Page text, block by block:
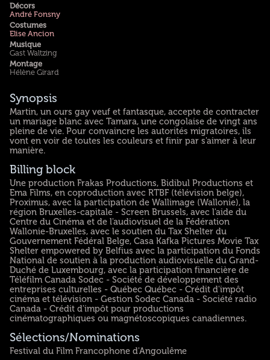
Décors
André Fonsny
Costumes
Elise Ancion
Musique
Gast Waltzing
Montage
Hélène Girard
Synopsis
Martin, un ours gay veuf et fantasque, accepte de contracter
un mariage blanc avec Tamara, une congolaise de vingt ans
pleine de vie. Pour convaincre les autorités migratoires, ils
vont en voir de toutes les couleurs et finir par s'aimer à leur
manière.
Billing block
Une production Frakas Productions, Bidibul Productions et
Ema Films, en coproduction avec RTBF (télévision belge),
Proximus, avec la participation de Wallimage (Wallonie), la
région Bruxelles-capitale - Screen Brussels, avec l'aide du
Centre du Cinéma et de l'audiovisuel de la Fédération
Wallonie-Bruxelles, avec le soutien du Tax Shelter du
Gouvernement Fédéral Belge, Casa Kafka Pictures Movie Tax
Shelter empowered by Belfius avec la participation du Fonds
National de soutien à la production audiovisuelle du Grand-
Duché de Luxembourg, avec la participation financière de
Téléfilm Canada Sodec - Société de développement des
entreprises culturelles - Québec Québec - Crédit d'impôt
cinéma et télévision - Gestion Sodec Canada - Société radio
Canada - Crédit d'impôt pour productions
cinématographiques ou magnétoscopiques canadiennes.
Sélections/Nominations
Festival du Film Francophone d'Angoulême